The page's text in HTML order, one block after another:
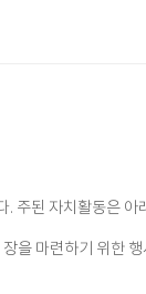
. 주된 자치활동은 아
을 마련하기 위한